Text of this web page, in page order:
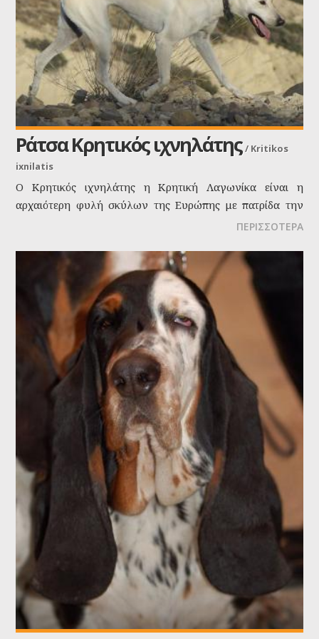
Ράτσα Κρητικός ιχνηλάτης /Kritikos
ixnilatis
Ο Κρητικός ιχνηλάτης η Κρητική Λαγωνίκα είναι η
αρχαιότερη φυλή σκύλων της Ευρώπης με πατρίδα την
Ελλάδα και συγκεκριμένα την Κρήτη ! Ο σκύλος αυτός
δασών και των βράχων της Κρήτης, είναι γνωστός εδώ
και 4.000 χρόνια για να κινδυνέψει με εξαφάνιση στις
μέρες μας.
ΠΕΡΙΣΣΟΤΕΡΑ